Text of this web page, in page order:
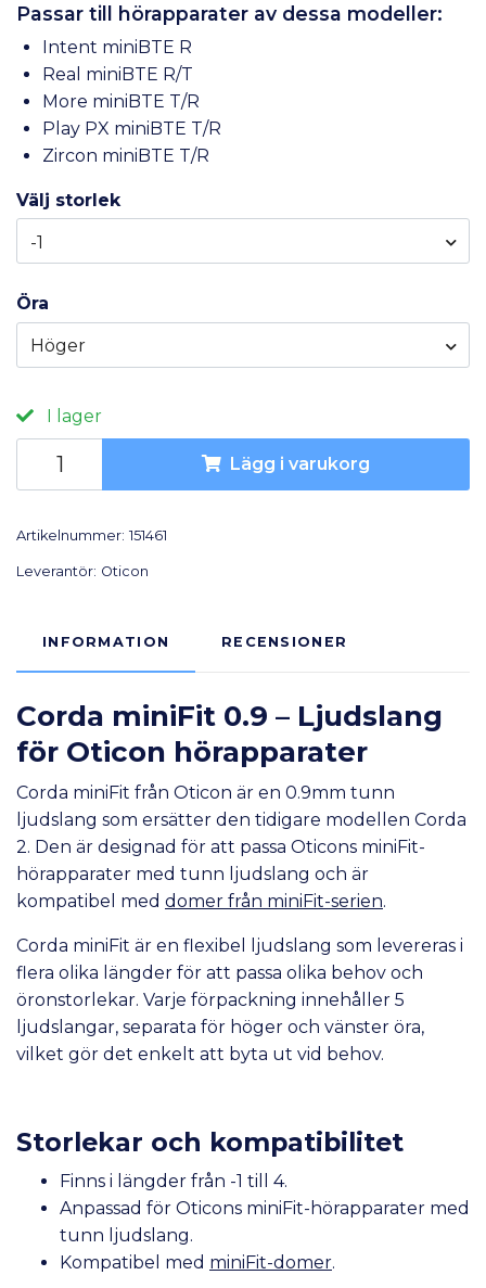
Passar till hörapparater av dessa modeller:
Intent miniBTE R
Real miniBTE R/T
More miniBTE T/R
Play PX miniBTE T/R
Zircon miniBTE T/R
Välj storlek
-1
Öra
Höger
I lager
Lägg i varukorg
Artikelnummer: 151461
Leverantör: Oticon
INFORMATION RECENSIONER
Corda miniFit 0.9 – Ljudslang
för Oticon hörapparater
Corda miniFit från Oticon är en 0.9mm tunn
ljudslang som ersätter den tidigare modellen Corda
2. Den är designad för att passa Oticons miniFit-
hörapparater med tunn ljudslang och är
kompatibel med domer från miniFit-serien.
Corda miniFit är en flexibel ljudslang som levereras i
flera olika längder för att passa olika behov och
öronstorlekar. Varje förpackning innehåller 5
ljudslangar, separata för höger och vänster öra,
vilket gör det enkelt att byta ut vid behov.
Storlekar och kompatibilitet
Finns i längder från -1 till 4.
Anpassad för Oticons miniFit-hörapparater med
tunn ljudslang.
Kompatibel med miniFit-domer.